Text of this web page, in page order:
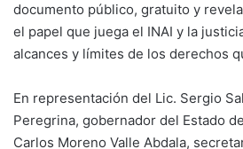
documento público, gratuito y
el papel que juega el INAI y la
alcances y límites de los derechos
En representación del Lic. Sergio
Peregrina, gobernador del Estado
Carlos Moreno Valle Abdala,